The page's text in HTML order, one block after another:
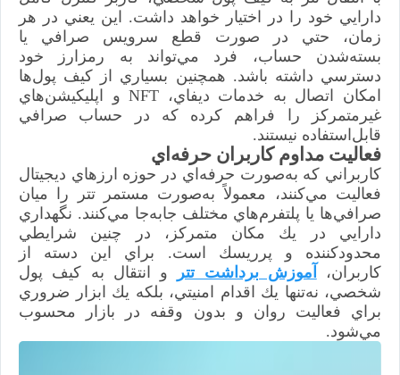
دارايي خود را در اختيار خواهد داشت. اين يعني در هر
زمان، حتي در صورت قطع سرويس صرافي يا
بسته‌شدن حساب، فرد مي‌تواند به رمزارز خود
دسترسي داشته باشد. همچنين بسياري از كيف پول‌ها
امكان اتصال به خدمات ديفاي، NFT و اپليكيشن‌هاي
غيرمتمركز را فراهم كرده كه در حساب صرافي
قابل‌استفاده نيستند.
فعاليت مداوم كاربران حرفه‌اي
كاربراني كه به‌صورت حرفه‌اي در حوزه ارزهاي ديجيتال
فعاليت مي‌كنند، معمولاً به‌صورت مستمر تتر را ميان
صرافي‌ها يا پلتفرم‌هاي مختلف جابه‌جا مي‌كنند. نگهداري
دارايي در يك مكان متمركز، در چنين شرايطي
محدودكننده و پرريسك است. براي اين دسته از
كاربران،
آموزش برداشت تتر
و انتقال به كيف پول
شخصي، نه‌تنها يك اقدام امنيتي، بلكه يك ابزار ضروري
براي فعاليت روان و بدون وقفه در بازار محسوب
مي‌شود.